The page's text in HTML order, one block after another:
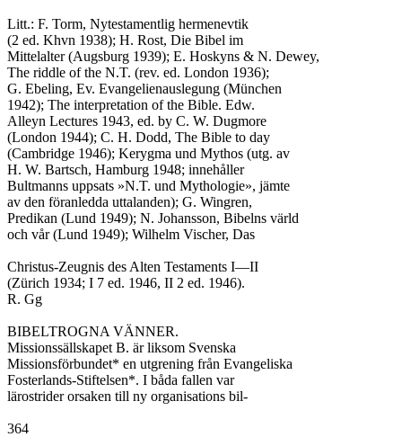
Litt.: F. Torm, Nytestamentlig hermenevtik
(2 ed. Khvn 1938); H. Rost, Die Bibel im
Mittelalter (Augsburg 1939); E. Hoskyns & N. Dewey,
The riddle of the N.T. (rev. ed. London 1936);
G. Ebeling, Ev. Evangelienauslegung (München
1942); The interpretation of the Bible. Edw.
Alleyn Lectures 1943, ed. by C. W. Dugmore
(London 1944); C. H. Dodd, The Bible to day
(Cambridge 1946); Kerygma und Mythos (utg. av
H. W. Bartsch, Hamburg 1948; innehåller
Bultmanns uppsats »N.T. und Mythologie», jämte
av den föranledda uttalanden); G. Wingren,
Predikan (Lund 1949); N. Johansson, Bibelns värld
och vår (Lund 1949); Wilhelm Vischer, Das
Christus-Zeugnis des Alten Testaments I—II
(Zürich 1934; I 7 ed. 1946, II 2 ed. 1946).
R. Gg
BIBELTROGNA VÄNNER.
Missionssällskapet B. är liksom Svenska
Missionsförbundet* en utgrening från Evangeliska
Fosterlands-Stiftelsen*. I båda fallen var
lärostrider orsaken till ny organisations bil-
364